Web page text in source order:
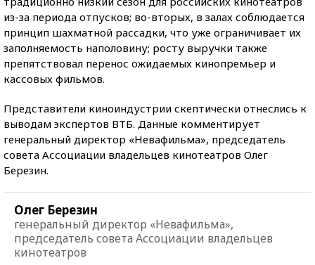
из-за периода отпусков; во-вторых, в залах соблюдается
принцип шахматной рассадки, что уже ограничивает их
заполняемость наполовину; росту выручки также
препятствовал перенос ожидаемых кинопремьер и
кассовых фильмов.
Представители киноиндустрии скептически отнеслись к
выводам экспертов ВТБ. Данные комментирует
генеральный директор «Невафильма», председатель
совета Ассоциации владельцев кинотеатров Олег
Березин.
Олег Березин
генеральный директор «Невафильма»,
председатель совета Ассоциации владельцев
кинотеатров​